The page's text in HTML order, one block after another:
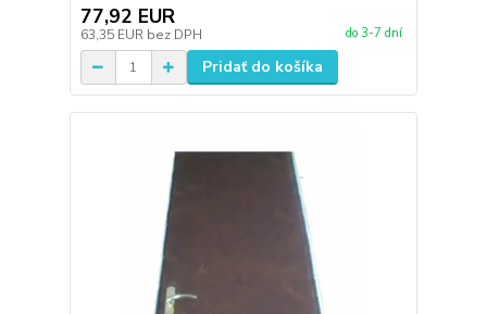
77,92 EUR
63,35 EUR bez DPH do 3-7 dní
Pridať do košíka